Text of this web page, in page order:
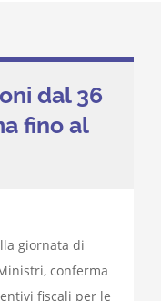
dal 36
fino al
giornata di
conferma
fiscali per le